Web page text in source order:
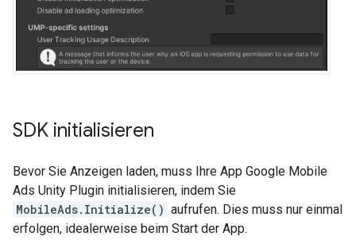
SDK initialisieren
Bevor Sie Anzeigen laden, muss Ihre App Google Mobile
Ads Unity Plugin initialisieren, indem Sie
MobileAds.Initialize() aufrufen. Dies muss nur einmal
erfolgen, idealerweise beim Start der App.